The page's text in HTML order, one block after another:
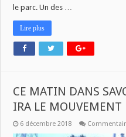
le parc. Un des …
Lire plus
CE MATIN DANS
IRA LE MOUVEMENT
6 décembre 2018